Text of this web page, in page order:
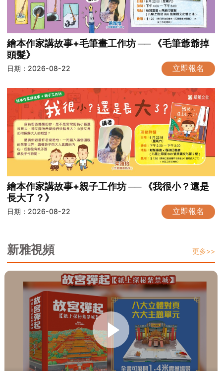
繪本作家講故事+毛筆畫工作坊 ── 《毛筆爺爺掉
頭髮》
日期：2026-08-22 立即報名
繪本作家講故事+親子工作坊 ── 《我很小？還是
長大了？》
日期：2026-08-22 立即報名
新雅視頻 更多>>